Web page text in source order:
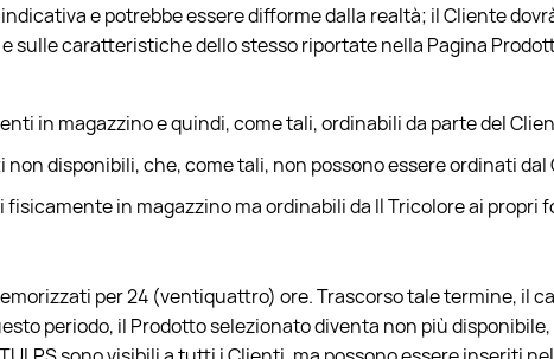
e potrebbe essere difforme dalla realtà; il Cliente
sulle caratteristiche dello stesso riportate nella Pagina
in magazzino e quindi, come tali, ordinabili da parte del
disponibili, che, come tali, non possono essere ordinati dal
in magazzino ma ordinabili da Il Tricolore ai propri
per 24 (ventiquattro) ore. Trascorso tale termine, il
periodo, il Prodotto selezionato diventa non più